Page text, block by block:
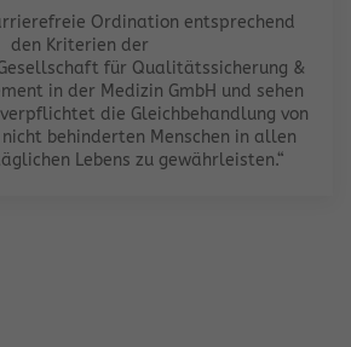
Ordination entsprechend
den Kriterien der
für Qualitätssicherung &
in der Medizin GmbH und sehen
die Gleichbehandlung von
behinderten Menschen in allen
Lebens zu gewährleisten.“